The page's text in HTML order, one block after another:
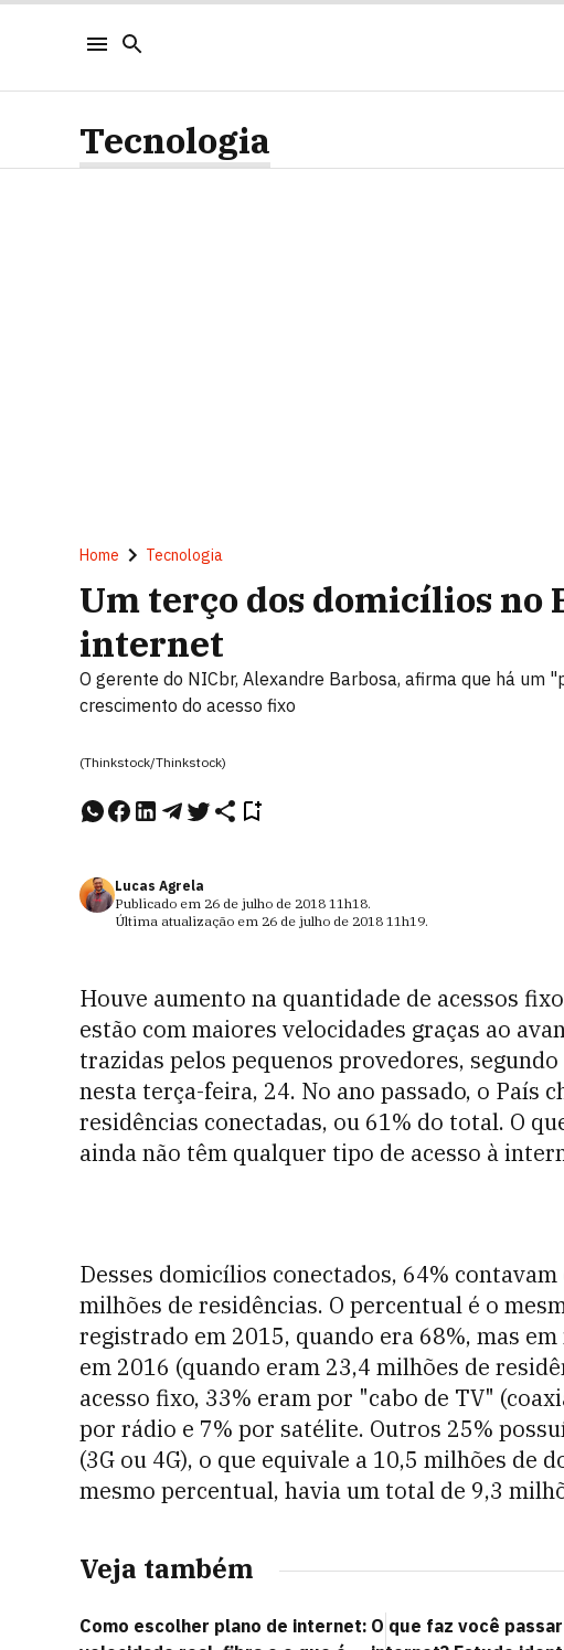
Tecnologia
Home Tecnologia
Um terço dos domicílios no
internet
O gerente do NICbr, Alexandre Barbosa, afirma que há um
crescimento do acesso fixo
(Thinkstock/Thinkstock)
Lucas Agrela
Publicado em 26 de julho de 2018 11h18.
Última atualização em 26 de julho de 2018 11h19.
Houve aumento na quantidade de acessos
estão com maiores velocidades graças ao
trazidas pelos pequenos provedores,
nesta terça-feira, 24. No ano passado, o País
residências conectadas, ou 61% do total. O
ainda não têm qualquer tipo de acesso à
Desses domicílios conectados, 64%
milhões de residências. O percentual é o
registrado em 2015, quando era 68%, mas
em 2016 (quando eram 23,4 milhões de
acesso fixo, 33% eram por "cabo de TV"
por rádio e 7% por satélite. Outros 25%
(3G ou 4G), o que equivale a 10,5 milhões de
mesmo percentual, havia um total de 9,3
Veja também
Como escolher plano de internet: O que faz você